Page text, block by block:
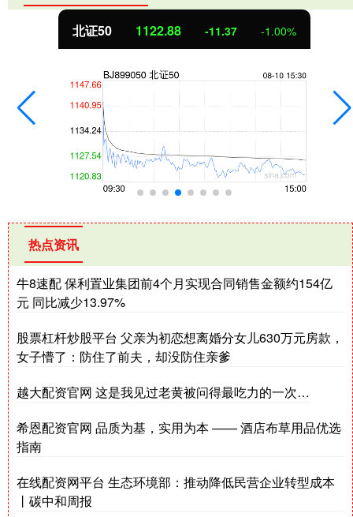
北证50 1122.88 -11.37 -1.00%
热点资讯
牛8速配 保利置业集团前4个月实现合同销售金额约154亿
元 同比减少13.97%
股票杠杆炒股平台 父亲为初恋想离婚分女儿630万元房款，
女子懵了：防住了前夫，却没防住亲爹
越大配资官网 这是我见过老黄被问得最吃力的一次…
希恩配资官网 品质为基，实用为本 —— 酒店布草用品优选
指南
在线配资网平台 生态环境部：推动降低民营企业转型成本
丨碳中和周报